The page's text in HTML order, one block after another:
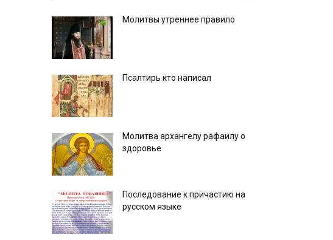
Молитвы утреннее правило
Псалтирь кто написал
Молитва архангелу рафаилу о
здоровье
Последование к причастию на
русском языке